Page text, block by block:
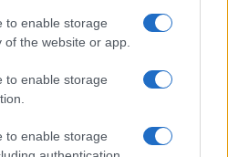
to enable storage
the website or app.
to enable storage
to enable storage
ezt követően a látogatók
bevonul a császár a
kíséretében, a Naiades
római táncbemutatót tart,